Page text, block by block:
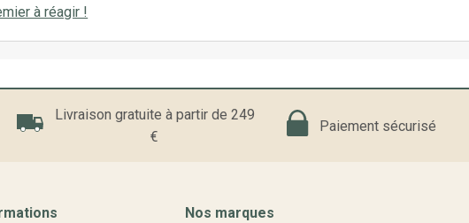
à réagir !
Livraison gratuite à partir de 249
€
Paiement sécurisé
Nos marques